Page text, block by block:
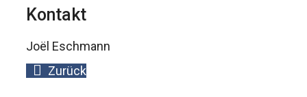
Kontakt
Joël Eschmann
Zurück